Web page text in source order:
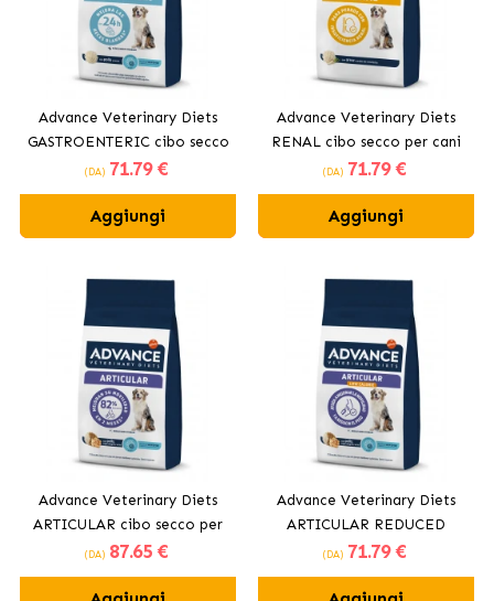
Advance Veterinary Diets
GASTROENTERIC cibo secco
per cani
(DA) 71.79 €
Aggiungi
Advance Veterinary Diets
RENAL cibo secco per cani
(DA) 71.79 €
Aggiungi
Advance Veterinary Diets
ARTICULAR cibo secco per
cani
(DA) 87.65 €
Advance Veterinary Diets
ARTICULAR REDUCED
CALORIES cibo secco per
(DA) 71.79 €